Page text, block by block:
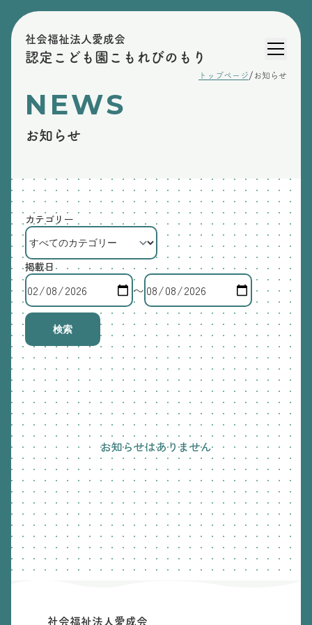
社会福祉法人愛成会
認定こども園こもれびのもり
トップページ/ お知らせ
NEWS
お知らせ
カテゴリー
掲載日
〜
検索
お知らせはありません
社会福祉法人愛成会